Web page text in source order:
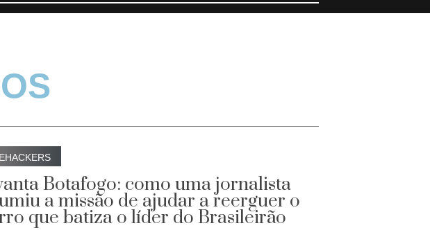
Botafogo: como uma jornalista
a missão de ajudar a reerguer o
que batiza o líder do Brasileirão